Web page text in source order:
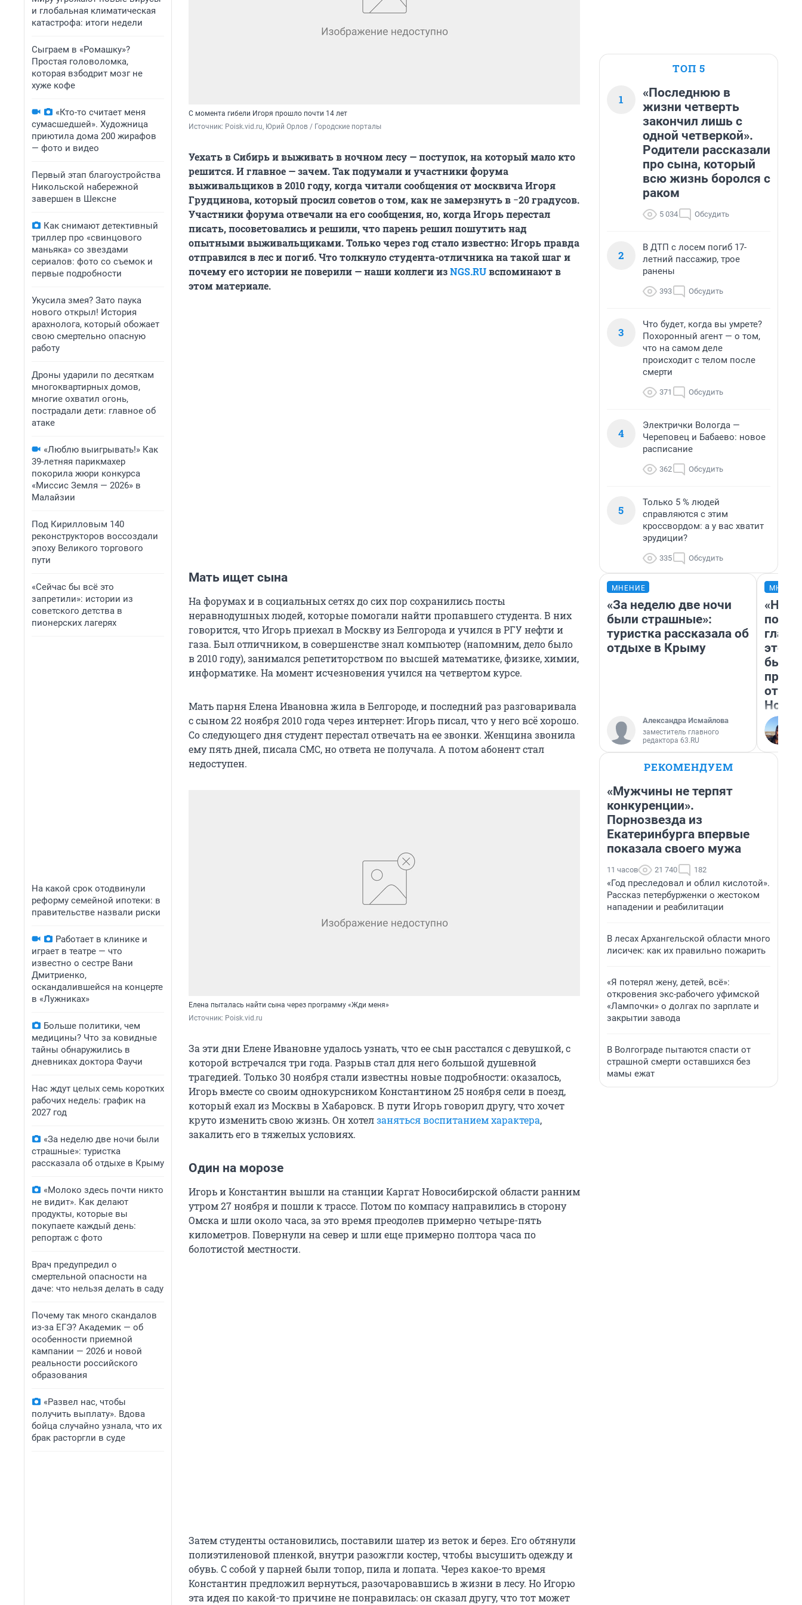
и глобальная климатическая
катастрофа: итоги недели
Сыграем в «Ромашку»?
Простая головоломка,
которая взбодрит мозг не
хуже кофе
«Кто-то считает меня
сумасшедшей». Художница
приютила дома 200 жирафов
— фото и видео
Первый этап благоустройства
Никольской набережной
завершен в Шексне
Как снимают детективный
триллер про «свинцового
маньяка» со звездами
сериалов: фото со съемок и
первые подробности
Укусила змея? Зато паука
нового открыл! История
арахнолога, который обожает
свою смертельно опасную
работу
Дроны ударили по десяткам
многоквартирных домов,
многие охватил огонь,
пострадали дети: главное об
атаке
«Люблю выигрывать!» Как
39-летняя парикмахер
покорила жюри конкурса
«Миссис Земля — 2026» в
Малайзии
Под Кирилловым 140
реконструкторов воссоздали
эпоху Великого торгового
пути
«Сейчас бы всё это
запретили»: истории из
советского детства в
пионерских лагерях
На какой срок отодвинули
реформу семейной ипотеки: в
правительстве назвали риски
Работает в клинике и
играет в театре — что
известно о сестре Вани
Дмитриенко,
оскандалившейся на концерте
в «Лужниках»
Больше политики, чем
медицины? Что за ковидные
тайны обнаружились в
дневниках доктора Фаучи
Нас ждут целых семь коротких
рабочих недель: график на
2027 год
«За неделю две ночи были
страшные»: туристка
рассказала об отдыхе в Крыму
«Молоко здесь почти никто
не видит». Как делают
продукты, которые вы
покупаете каждый день:
репортаж с фото
Врач предупредил о
смертельной опасности на
даче: что нельзя делать в саду
Почему так много скандалов
из-за ЕГЭ? Академик — об
особенности приемной
кампании — 2026 и новой
реальности российского
образования
«Развел нас, чтобы
получить выплату». Вдова
бойца случайно узнала, что их
брак расторгли в суде
С момента гибели Игоря прошло почти 14 лет
Источник: Poisk.vid.ru, Юрий Орлов / Городские порталы
Уехать в Сибирь и выживать в ночном лесу — поступок, на который мало кто
решится. И главное — зачем. Так подумали и участники форума
выживальщиков в 2010 году, когда читали сообщения от москвича Игоря
Грудцинова, который просил советов о том, как не замерзнуть в −20 градусов.
Участники форума отвечали на его сообщения, но, когда Игорь перестал
писать, посоветовались и решили, что парень решил пошутить над
опытными выживальщиками. Только через год стало известно: Игорь правда
отправился в лес и погиб. Что толкнуло студента-отличника на такой шаг и
почему его истории не поверили — наши коллеги изNGS.RUвспоминают в
этом материале.
Мать ищет сына
На форумах и в социальных сетях до сих пор сохранились посты
неравнодушных людей, которые помогали найти пропавшего студента. В них
говорится, что Игорь приехал в Москву из Белгорода и учился в РГУ нефти и
газа. Был отличником, в совершенстве знал компьютер (напомним, дело было
в 2010 году), занимался репетиторством по высшей математике, физике, химии,
информатике. На момент исчезновения учился на четвертом курсе.
Мать парня Елена Ивановна жила в Белгороде, и последний раз разговаривала
с сыном 22 ноября 2010 года через интернет: Игорь писал, что у него всё хорошо.
Со следующего дня студент перестал отвечать на ее звонки. Женщина звонила
ему пять дней, писала СМС, но ответа не получала. А потом абонент стал
недоступен.
Елена пыталась найти сына через программу «Жди меня»
Источник: Poisk.vid.ru
За эти дни Елене Ивановне удалось узнать, что ее сын расстался с девушкой, с
которой встречался три года. Разрыв стал для него большой душевной
трагедией. Только 30 ноября стали известны новые подробности: оказалось,
Игорь вместе со своим однокурсником Константином 25 ноября сели в поезд,
который ехал из Москвы в Хабаровск. В пути Игорь говорил другу, что хочет
круто изменить свою жизнь. Он хотелзаняться воспитанием характера,
закалить его в тяжелых условиях.
Один на морозе
Игорь и Константин вышли на станции Каргат Новосибирской области ранним
утром 27 ноября и пошли к трассе. Потом по компасу направились в сторону
Омска и шли около часа, за это время преодолев примерно четыре-пять
километров. Повернули на север и шли еще примерно полтора часа по
болотистой местности.
Затем студенты остановились, поставили шатер из веток и берез. Его обтянули
полиэтиленовой пленкой, внутри разожгли костер, чтобы высушить одежду и
обувь. С собой у парней были топор, пила и лопата. Через какое-то время
Константин предложил вернуться, разочаровавшись в жизни в лесу. Но Игорю
эта идея по какой-то причине не понравилась: он сказал другу, что тот может
ТОП 5
1
«Последнюю в
жизни четверть
закончил лишь с
одной четверкой».
Родители рассказали
про сына, который
всю жизнь боролся с
раком
5 034 Обсудить
2
В ДТП с лосем погиб 17-
летний пассажир, трое
ранены
393 Обсудить
3
Что будет, когда вы умрете?
Похоронный агент — о том,
что на самом деле
происходит с телом после
смерти
371 Обсудить
4
Электрички Вологда —
Череповец и Бабаево: новое
расписание
362 Обсудить
5
Только 5 % людей
справляются с этим
кроссвордом: а у вас хватит
эрудиции?
335 Обсудить
МНЕНИЕ
«За неделю две ночи
были страшные»:
туристка рассказала об
отдыхе в Крыму
Александра Исмайлова
заместитель главного
редактора 63.RU
этого
бьет
РЕКОМЕНДУЕМ
«Мужчины не терпят
конкуренции».
Порнозвезда из
Екатеринбурга впервые
показала своего мужа
11 часов 21 740 182
«Год преследовал и облил кислотой».
Рассказ петербурженки о жестоком
нападении и реабилитации
В лесах Архангельской области много
лисичек: как их правильно пожарить
«Я потерял жену, детей, всё»:
откровения экс-рабочего уфимской
«Лампочки» о долгах по зарплате и
закрытии завода
В Волгограде пытаются спасти от
страшной смерти оставшихся без
мамы ежат